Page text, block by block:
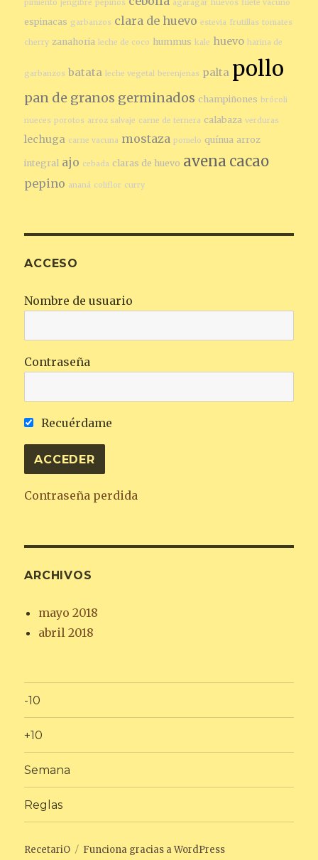
pimiento jengibre pepinos agaragar huevos filete vacuno
espinacas garbanzos clara de huevo estevia frutillas tomates
cherry zanahoria leche de coco hummus kale huevo harina de
garbanzos batata leche vegetal berenjenas palta pollo
pan de granos germinados champiñones brócoli
nueces porotos arroz salvaje carne de ternera calabaza verduras
lechuga carne vacuna mostaza pomelo quínua arroz
integral ajo cebada claras de huevo avena cacao
pepino ananá coliflor curry
ACCESO
Nombre de usuario
Contraseña
Recuérdame
Contraseña perdida
ARCHIVOS
mayo 2018
abril 2018
-10
+10
Semana
Reglas
RecetariO Funciona gracias a WordPress